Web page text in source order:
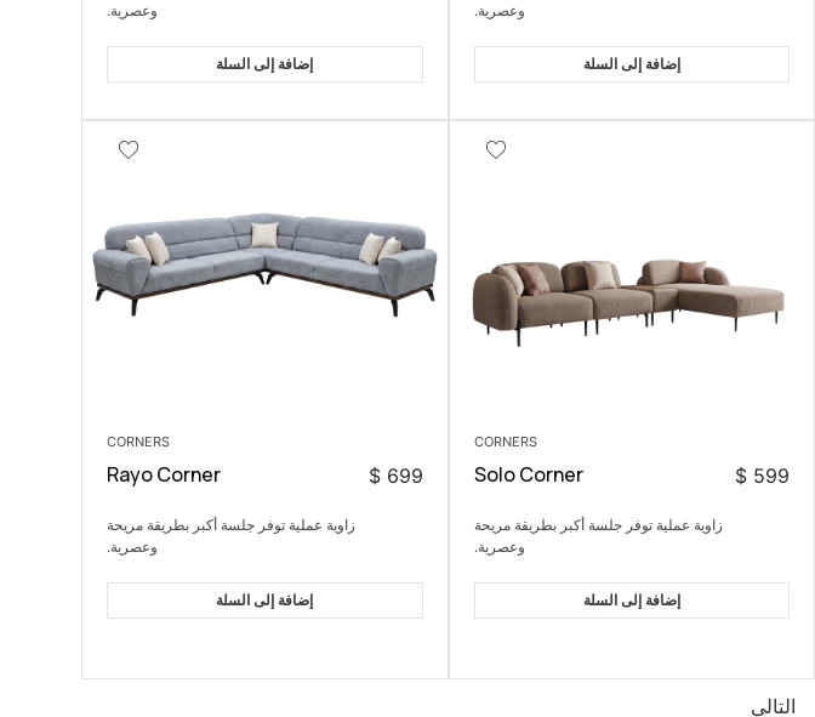
وعصرية.
إضافة إلى السلة
وعصرية.
إضافة إلى السلة
CORNERS
Solo Corner 599
$
زاوية عملية توفر جلسة أكبر بطريقة مريحة
وعصرية.
إضافة إلى السلة
CORNERS
Rayo Corner 699
$
زاوية عملية توفر جلسة أكبر بطريقة مريحة
وعصرية.
إضافة إلى السلة
التالي